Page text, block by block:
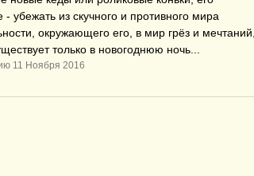
- убежать из скучного и противного мира
окружающего его, в мир грёз и мечтаний,
только в новогоднюю ночь...
11 Ноября 2016